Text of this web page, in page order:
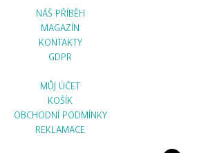
NÁŠ PŘÍBĚH
MAGAZÍN
KONTAKTY
GDPR
MŮJ ÚČET
KOŠÍK
OBCHODNÍ PODMÍNKY
REKLAMACE